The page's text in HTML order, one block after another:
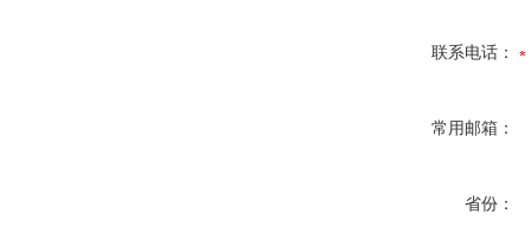
联系电话：
常用邮箱：
省份：